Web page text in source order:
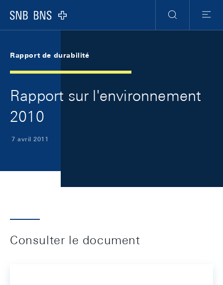
Logo
RechercheMenu
Rapport de durabilité
Rapport sur l'environnement
2010
7 avril 2011
Consulter le document